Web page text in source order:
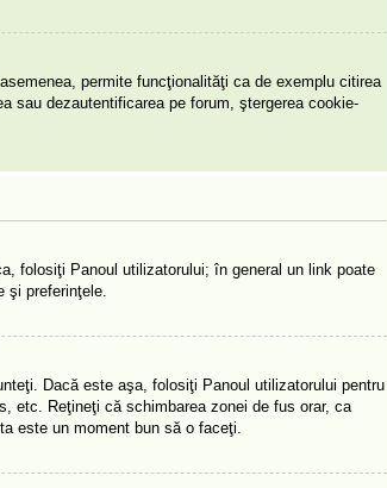
permite funcţionalităţi ca de exemplu citirea
sau dezautentificarea pe forum, ştergerea cookie-
folosiţi Panoul utilizatorului; în general un link poate
preferinţele.
Dacă este aşa, folosiţi Panoul utilizatorului pentru
etc. Reţineţi că schimbarea zonei de fus orar, ca
este un moment bun să o faceţi.